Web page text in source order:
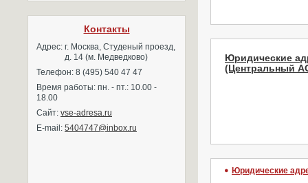
Контакты
Адрес: г. Москва, Студеный проезд,
д. 14 (м. Медведково)
Телефон: 8 (495) 540 47 47
Время работы: пн. - пт.: 10.00 -
18.00
Сайт: vse-adresa.ru
E-mail: 5404747@inbox.ru
Юридические
(Центральный
Юридические